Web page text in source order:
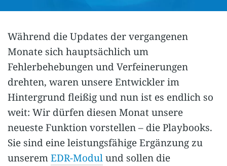
Während die Updates der vergangenen
Monate sich hauptsächlich um
Fehlerbehebungen und Verfeinerungen
drehten, waren unsere Entwickler im
Hintergrund fleißig und nun ist es endlich so
weit: Wir dürfen diesen Monat unsere
neueste Funktion vorstellen – die Playbooks.
Sie sind eine leistungsfähige Ergänzung zu
unseremEDR-Modulund sollen die